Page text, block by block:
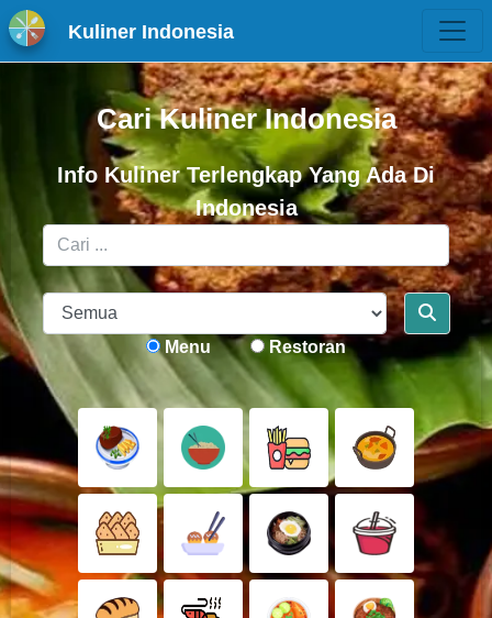
Kuliner Indonesia
Cari Kuliner Indonesia
Info Kuliner Terlengkap Yang Ada Di
Indonesia
Menu Restoran